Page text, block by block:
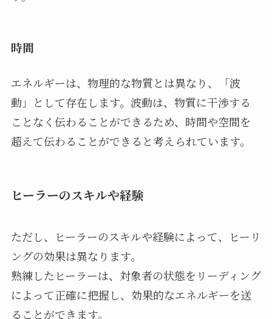
時間
エネルギーは、物理的な物質とは異なり、「波
動」として存在します。波動は、物質に干渉する
ことなく伝わることができるため、時間や空間を
超えて伝わることができると考えられています。
ヒーラーのスキルや経験
ただし、ヒーラーのスキルや経験によって、ヒーリ
ングの効果は異なります。
熟練したヒーラーは、対象者の状態をリーディング
によって正確に把握し、効果的なエネルギーを送
ることができます。